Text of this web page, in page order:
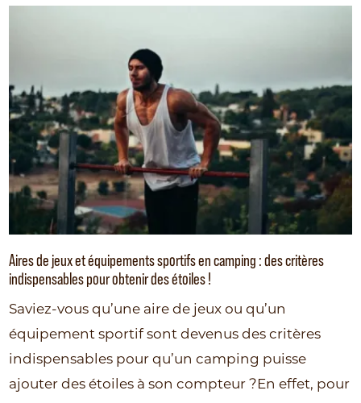
Aires de jeux et équipements sportifs en camping : des critères
indispensables pour obtenir des étoiles !
Saviez-vous qu’une aire de jeux ou qu’un
équipement sportif sont devenus des critères
indispensables pour qu’un camping puisse
ajouter des étoiles à son compteur ?En effet, pour